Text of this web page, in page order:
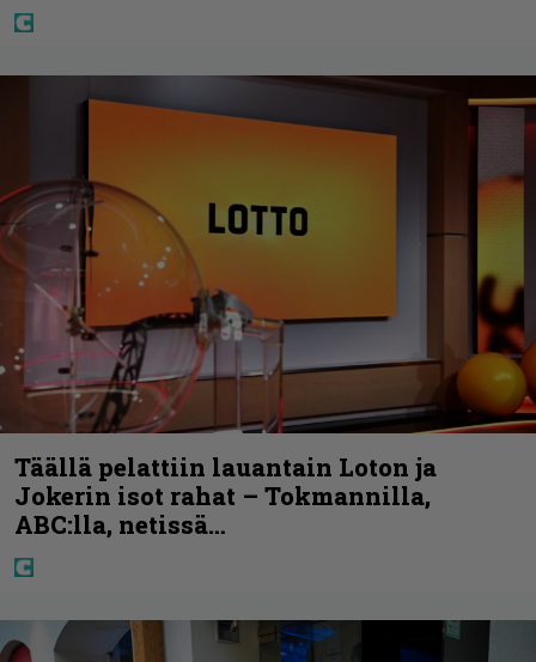
Täällä pelattiin lauantain Loton ja
Jokerin isot rahat – Tokmannilla,
ABC:lla, netissä…